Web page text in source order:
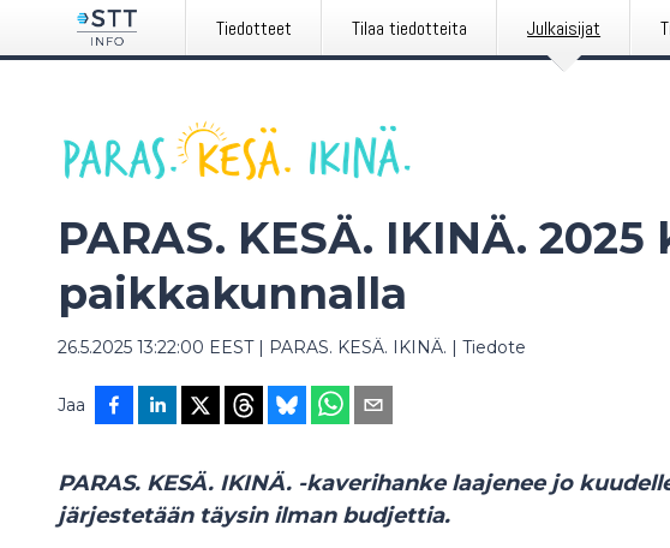
Tiedotteet Tilaa tiedotteita Julkaisijat
PARAS. KESÄ. IKINÄ.
paikkakunnalla
26.5.2025 13:22:00 EEST| PARAS. KESÄ. IKINÄ. | Tiedote
Jaa
PARAS. KESÄ. IKINÄ. -kaverihanke laajenee jo
järjestetään täysin ilman budjettia.